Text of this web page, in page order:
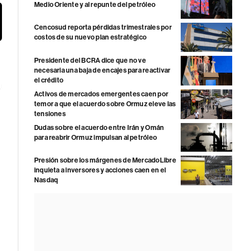
Medio Oriente y al repunte del petróleo
Cencosud reporta pérdidas trimestrales por
costos de su nuevo plan estratégico
Presidente del BCRA dice que no ve
necesaria una baja de encajes para reactivar
el crédito
Activos de mercados emergentes caen por
temor a que el acuerdo sobre Ormuz eleve las
tensiones
Dudas sobre el acuerdo entre Irán y Omán
para reabrir Ormuz impulsan al petróleo
Presión sobre los márgenes de MercadoLibre
inquieta a inversores y acciones caen en el
Nasdaq